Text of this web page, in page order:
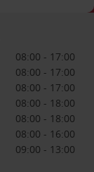
08:00 - 17:00
08:00 - 17:00
08:00 - 17:00
08:00 - 18:00
08:00 - 18:00
08:00 - 16:00
09:00 - 13:00